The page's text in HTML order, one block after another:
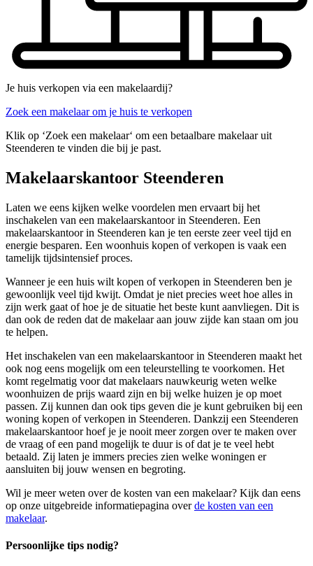
Je huis verkopen via een makelaardij?
Zoek een makelaar om je huis te verkopen
Klik op ‘Zoek een makelaar‘ om een betaalbare makelaar uit
Steenderen te vinden die bij je past.
Makelaarskantoor Steenderen
Laten we eens kijken welke voordelen men ervaart bij het
inschakelen van een makelaarskantoor in Steenderen. Een
makelaarskantoor in Steenderen kan je ten eerste zeer veel tijd en
energie besparen. Een woonhuis kopen of verkopen is vaak een
tamelijk tijdsintensief proces.
Wanneer je een huis wilt kopen of verkopen in Steenderen ben je
gewoonlijk veel tijd kwijt. Omdat je niet precies weet hoe alles in
zijn werk gaat of hoe je de situatie het beste kunt aanvliegen. Dit is
dan ook de reden dat de makelaar aan jouw zijde kan staan om jou
te helpen.
Het inschakelen van een makelaarskantoor in Steenderen maakt het
ook nog eens mogelijk om een teleurstelling te voorkomen. Het
komt regelmatig voor dat makelaars nauwkeurig weten welke
woonhuizen de prijs waard zijn en bij welke huizen je op moet
passen. Zij kunnen dan ook tips geven die je kunt gebruiken bij een
woning kopen of verkopen in Steenderen. Dankzij een Steenderen
makelaarskantoor hoef je je nooit meer zorgen over te maken over
de vraag of een pand mogelijk te duur is of dat je te veel hebt
betaald. Zij laten je immers precies zien welke woningen er
aansluiten bij jouw wensen en begroting.
Wil je meer weten over de kosten van een makelaar? Kijk dan eens
op onze uitgebreide informatiepagina overde kosten van een
makelaar.
Persoonlijke tips nodig?